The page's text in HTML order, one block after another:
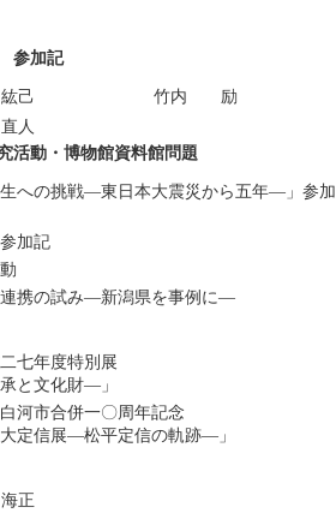
参加記
己 竹内 励
人
活動・博物館資料館問題
への挑戦―東日本大震災から五年―」参加
加記
携の試み―新潟県を事例に―
七年度特別展
と文化財―」
河市合併一〇周年記念
定信展―松平定信の軌跡―」
正